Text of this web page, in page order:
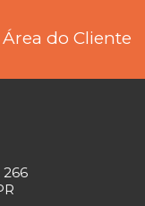
Área do Cliente
266